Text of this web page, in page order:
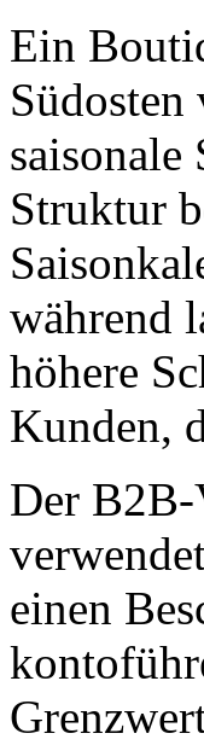
Ein
saisonale
Struktur
während
höhere
Kunden,
Der B2B-
einen